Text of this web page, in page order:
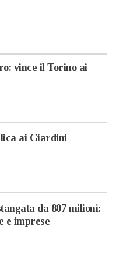
vince il Torino ai
ai Giardini
da 807 milioni:
e imprese